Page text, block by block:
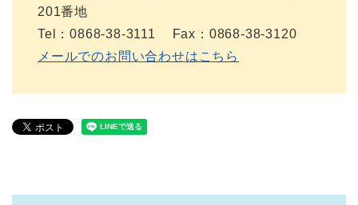
201番地
Tel：0868-38-3111
Fax：0868-38-3120
メールでのお問い合わせはこちら